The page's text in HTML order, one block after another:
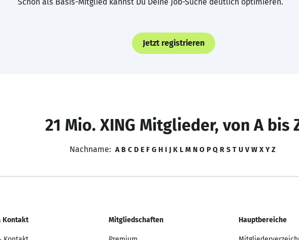
Jetzt registrieren
21 Mio. XING Mitglieder, von A bis
Nachname: A B C D E F G H I J K L M N O P Q R S T U V W X Y Z
Kontakt Mitgliedschaften Hauptbereiche